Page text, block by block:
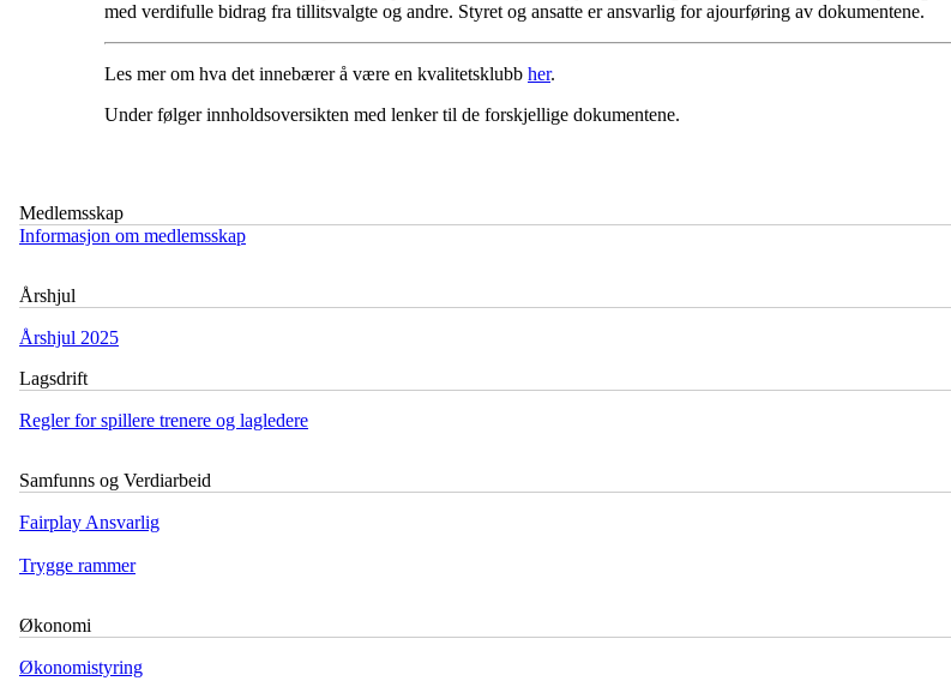
med verdifulle bidrag fra tillitsvalgte og andre. Styret og ansatte er ansvarlig for ajourføring av dokumentene.
Les mer om hva det innebærer å være en kvalitetsklubb her.
Under følger innholdsoversikten med lenker til de forskjellige dokumentene.
Medlemsskap
Informasjon om medlemsskap
Årshjul
Årshjul 2025
Lagsdrift
Regler for spillere trenere og lagledere
Samfunns og Verdiarbeid
Fairplay Ansvarlig
Trygge rammer
Økonomi
Økonomistyring